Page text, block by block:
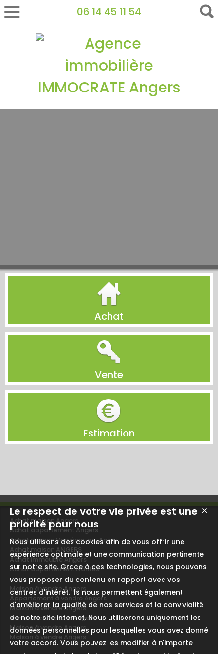
06 14 45 11 54
Achat
Vente
Estimation
Achat maison Angers
Achat appartement Angers
Achat maison Verrières-en-Anjou
Achat maison ANGERS
Achat immeuble Angers
Achat appartement Nantes
Maison à vendre Angers
Appartement à vendre Angers
Maison à vendre Angers
Immeuble à vendre Angers
Maison à vendre Angers
Maison à vendre Angers
✕
Le respect de votre vie privée est une
priorité pour nous
Nous utilisons des cookies afin de vous offrir une
expérience optimale et une communication pertinente
sur notre site. Grace à ces technologies, nous pouvons
vous proposer du contenu en rapport avec vos
centres d'intérêt. Ils nous permettent également
d'améliorer la qualité de nos services et la convivialité
de notre site internet. Nous utiliserons uniquement les
données personnelles pour lesquelles vous avez donné
votre accord. Vous pouvez les modifier à n'importe